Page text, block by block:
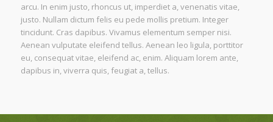
arcu. In enim justo, rhoncus ut, imperdiet a, venenatis vitae,
justo. Nullam dictum felis eu pede mollis pretium. Integer
tincidunt. Cras dapibus. Vivamus elementum semper nisi.
Aenean vulputate eleifend tellus. Aenean leo ligula, porttitor
eu, consequat vitae, eleifend ac, enim. Aliquam lorem ante,
dapibus in, viverra quis, feugiat a, tellus.